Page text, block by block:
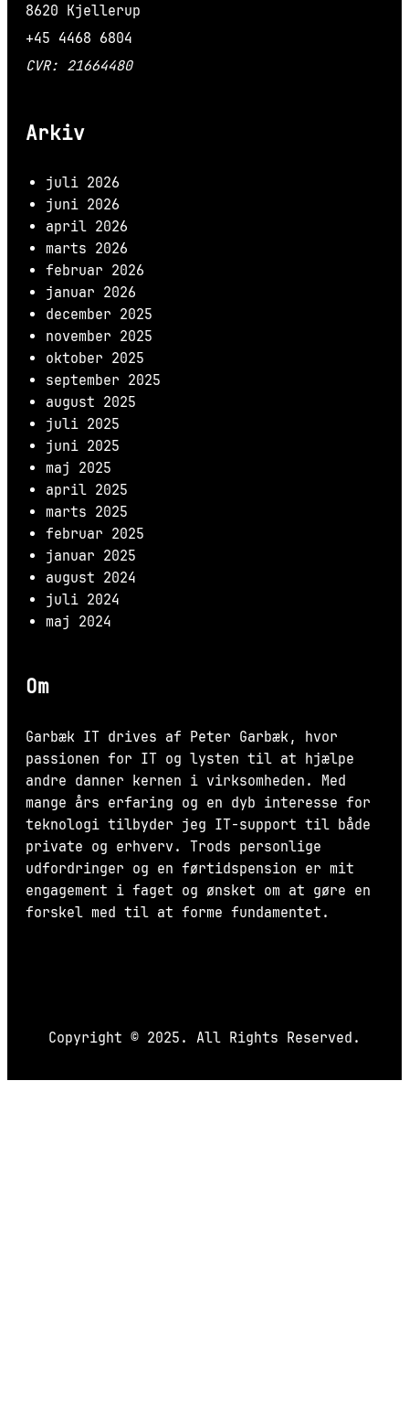
8620 Kjellerup
+45 4468 6804
CVR: 21664480
Arkiv
juli 2026
juni 2026
april 2026
marts 2026
februar 2026
januar 2026
december 2025
november 2025
oktober 2025
september 2025
august 2025
juli 2025
juni 2025
maj 2025
april 2025
marts 2025
februar 2025
januar 2025
august 2024
juli 2024
maj 2024
Om
Garbæk IT drives af Peter Garbæk, hvor
passionen for IT og lysten til at hjælpe
andre danner kernen i virksomheden. Med
mange års erfaring og en dyb interesse for
teknologi tilbyder jeg IT-support til både
private og erhverv. Trods personlige
udfordringer og en førtidspension er mit
engagement i faget og ønsket om at gøre en
forskel med til at forme fundamentet.
Copyright © 2025. All Rights Reserved.